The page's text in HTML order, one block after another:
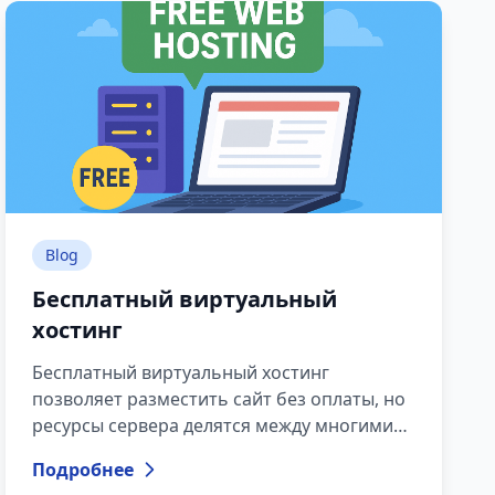
обеспечивает непрерывность рабочих
процессов.
Blog
Бесплатный виртуальный
хостинг
Бесплатный виртуальный хостинг
позволяет разместить сайт без оплаты, но
ресурсы сервера делятся между многими
Подробнее